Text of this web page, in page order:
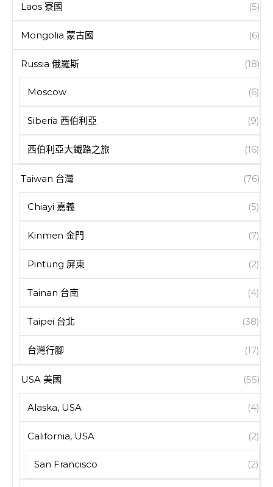
Laos 寮國 (5)
Mongolia 蒙古國 (6)
Russia 俄羅斯 (18)
Moscow (6)
Siberia 西伯利亞 (9)
西伯利亞大鐵路之旅 (16)
Taiwan 台灣 (76)
Chiayi 嘉義 (5)
Kinmen 金門 (7)
Pintung 屏東 (2)
Tainan 台南 (4)
Taipei 台北 (38)
台灣行腳 (17)
USA 美國 (55)
Alaska, USA (4)
California, USA (2)
San Francisco (2)